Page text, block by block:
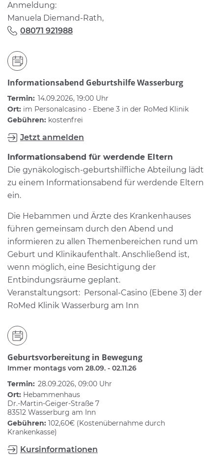
Anmeldung:
Manuela Diemand-Rath,
08071 921988
Informationsabend Geburtshilfe Wasserburg
Termin: 14.09.2026, 19:00 Uhr
Ort: im Personalcasino - Ebene 3 in der RoMed Klinik
Gebühren: kostenfrei
Jetzt anmelden
Informationsabend für werdende Eltern
Die gynäkologisch-geburtshilfliche Abteilung lädt
zu einem Informationsabend für werdende Eltern
ein.
Die Hebammen und Ärzte des Krankenhauses
führen gemeinsam durch den Abend und
informieren zu allen Themenbereichen rund um
Geburt und Klinikaufenthalt. Anschließend ist,
wenn möglich, eine Besichtigung der
Entbindungsräume geplant.
Veranstaltungsort: Personal-Casino (Ebene 3) der
RoMed Klinik Wasserburg am Inn
Geburtsvorbereitung in Bewegung
Immer montags vom 28.09. - 02.11.26
Termin: 28.09.2026, 09:00 Uhr
Ort: Hebammenhaus
Dr.-Martin-Geiger-Straße 7
83512 Wasserburg am Inn
Gebühren: 102,60€ (Kostenübernahme durch
Krankenkasse)
Kursinformationen